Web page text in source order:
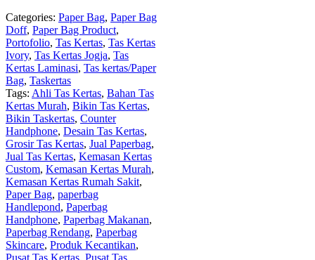
Categories: Paper Bag, Paper Bag
Doff, Paper Bag Product,
Portofolio, Tas Kertas, Tas Kertas
Ivory, Tas Kertas Jogja, Tas
Kertas Laminasi, Tas kertas/Paper
Bag, Taskertas
Tags: Ahli Tas Kertas, Bahan Tas
Kertas Murah, Bikin Tas Kertas,
Bikin Taskertas, Counter
Handphone, Desain Tas Kertas,
Grosir Tas Kertas, Jual Paperbag,
Jual Tas Kertas, Kemasan Kertas
Custom, Kemasan Kertas Murah,
Kemasan Kertas Rumah Sakit,
Paper Bag, paperbag
Handlepond, Paperbag
Handphone, Paperbag Makanan,
Paperbag Rendang, Paperbag
Skincare, Produk Kecantikan,
Pusat Tas Kertas, Pusat Tas